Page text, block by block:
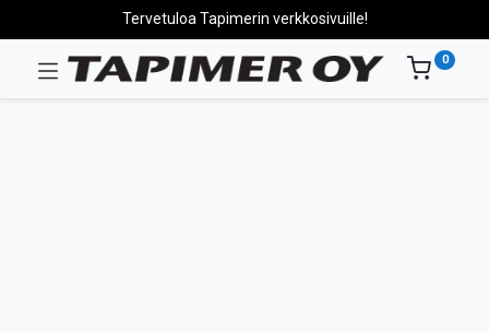
Tervetuloa Tapimerin verkkosivuille!
0